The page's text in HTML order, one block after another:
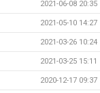
2021-06-08 20:35
2021-05-10 14:27
2021-03-26 10:24
2021-03-25 15:11
2020-12-17 09:37